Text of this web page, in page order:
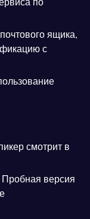
ящика,
с
смотрит в
версия